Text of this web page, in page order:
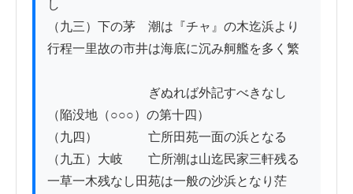
し
（九三）下の茅　潮は『チャ』の木迄浜より
行程一里故の市井は海底に沉み舸艦を多く繁
ぎぬれば外記すべきなし
（陥没地（○○○）の第十四）
（九四）　　　　亡所田苑一面の浜となる
（九五）大岐　　亡所潮は山迄民家三軒残る
一草一木残なし田苑は一般の沙浜となり茫